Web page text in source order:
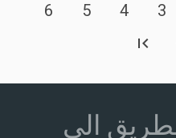
3
4
5
6
الى